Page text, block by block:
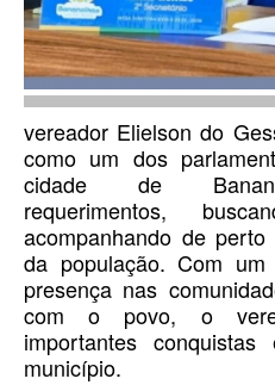
vereador Elielson do
como um dos
cidade de
requerimentos,
acompanhando de
da população. Com
presença nas
com o povo, o
importantes
município.